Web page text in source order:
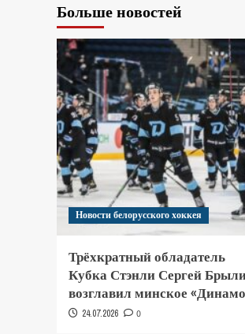
Больше новостей
Новости белорусского хоккея
Трёхкратный обладатель
Кубка Стэнли Сергей
возглавил минское
24.07.2026 0